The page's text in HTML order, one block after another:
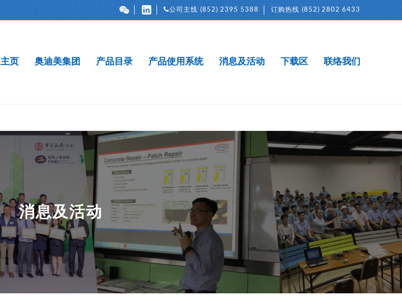
公司主线 (852) 2395 5388 订购热线 (852) 2802 6433
主页 奥迪美集团 产品目录 产品使用系统 消息及活动 下载区 联络我们
消息及活动